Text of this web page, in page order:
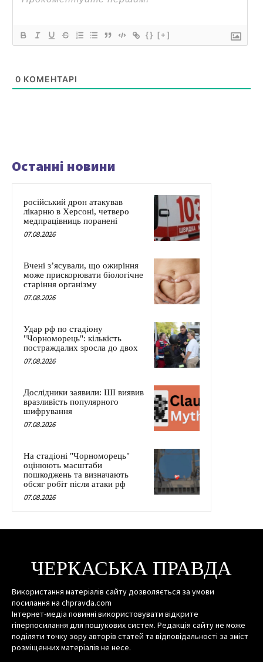
{} [+]
0 КОМЕНТАРІ
Останні новини
російський дрон атакував
лікарню в Херсоні, четверо
медпрацівниць поранені
07.08.2026
Вчені з’ясували, що ожиріння
може прискорювати біологічне
старіння організму
07.08.2026
Удар рф по стадіону
"Чорноморець": кількість
постраждалих зросла до двох
07.08.2026
Дослідники заявили: ШІ виявив
вразливість популярного
шифрування
07.08.2026
На стадіоні "Чорноморець"
оцінюють масштаби
пошкоджень та визначають
обсяг робіт після атаки рф
07.08.2026
ЧЕРКАСЬКА ПРАВДА
Використання матеріалів сайту дозволяється за умови
посилання на chpravda.com
Інтернет-медіа повинні використовувати відкрите
гіперпосилання для пошукових систем. Редакція сайту не може
поділяти точку зору авторів статей та відповідальності за зміст
розміщенних матеріалів не несе.